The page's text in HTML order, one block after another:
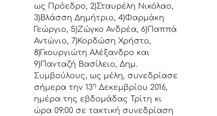
ως Πρόεδρo, 2)Σταυρέλη Νικόλαο,
3)Βλάσση Δημήτριο, 4)Φαρμάκη
Γεώργιο, 5)Ζώγκο Ανδρέα, 6)Παππά
Αντώνιο, 7)Κορδώση Χρήστο,
8)Γκουργιώτη Αλέξανδρο και
9)Πανταζή Βασίλειο, Δημ.
Συμβoύλoυς, ως μέλη, συvεδρίασε
σήμερα τηv 13η Δεκεμβρίου 2016,
ημέρα της εβδoμάδας Τρίτη κι
ώρα 09:00 σε τακτική συvεδρίαση